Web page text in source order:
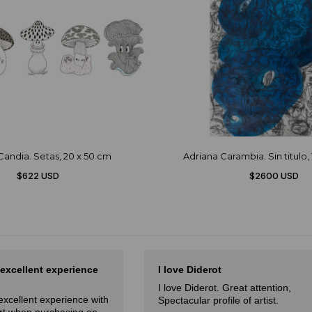
Setas, 20 x 50 cm
$622 USD
Adriana Carambia. Sin titulo,
$2600 USD
experience
experience with
I love Diderot
I love Diderot. Great attention,
Spectacular profile of artist.